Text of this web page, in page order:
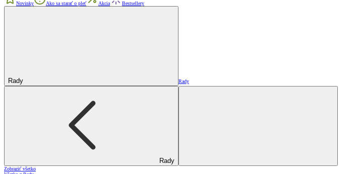
Novinky Ako sa starať o pleť Akcia Bestsellery
Rady Rady
Rady
Zobraziť všetko